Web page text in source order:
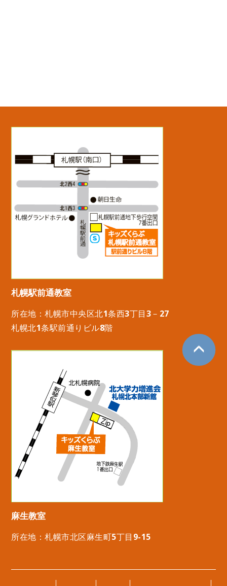
札幌駅前通教室
所在地：札幌市中央区北1条西3丁目3－27
札幌北1条駅前通りビル8階
麻生教室
所在地：札幌市北区麻生町5丁目9-15